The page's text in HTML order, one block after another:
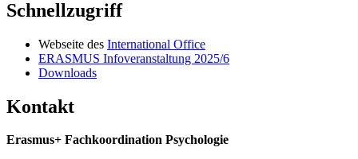
Schnellzugriff
Webseite des International Office
ERASMUS Infoveranstaltung 2025/6
Downloads
Kontakt
Erasmus+ Fachkoordination Psychologie